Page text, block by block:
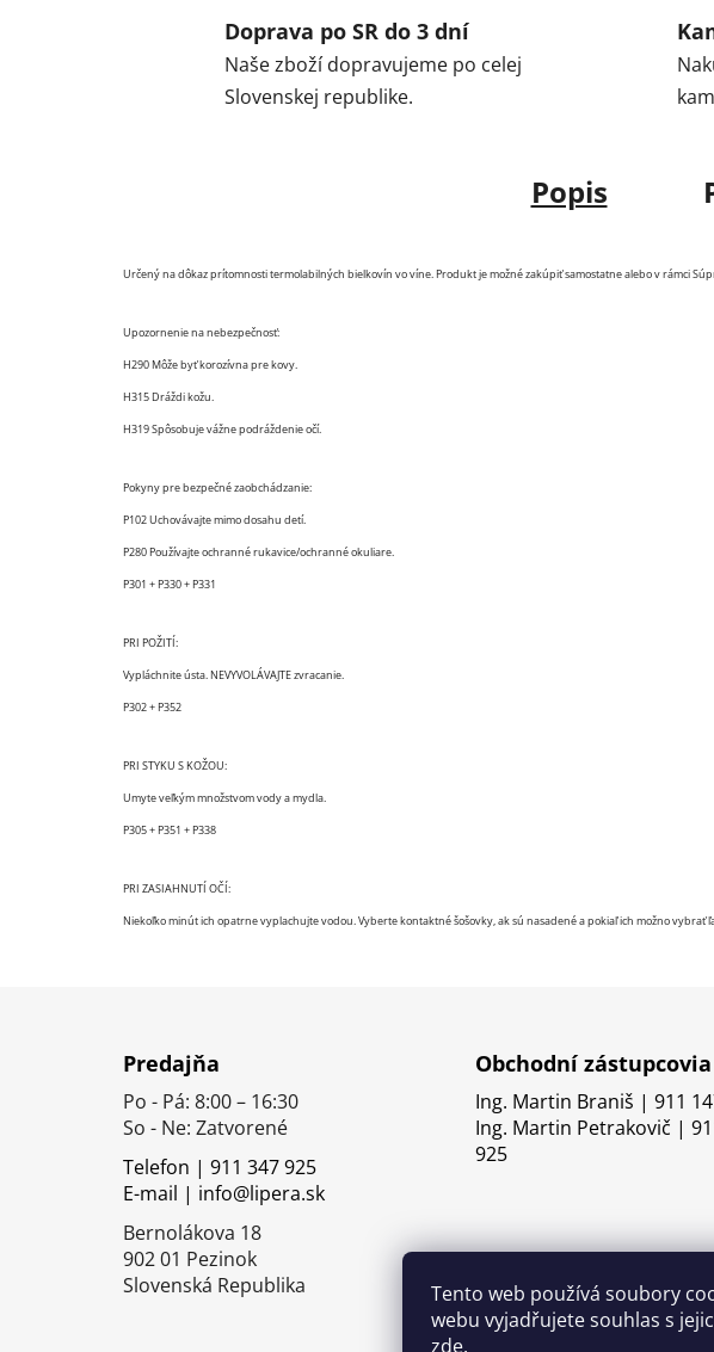
Tento web používá soubory
webu vyjadřujete souhlas s
zde.
Doprava po SR do 3 dní
Naše zboží dopravujeme po celej
Slovenskej republike.
Popis
Určený na dôkaz prítomnosti termolabilných bielkovín vo víne. Produkt je možné zakúpiť samostatne alebo v rámci
Upozornenie na nebezpečnosť:
H290 Môže byť korozívna pre kovy.
H315 Dráždi kožu.
H319 Spôsobuje vážne podráždenie očí.
Pokyny pre bezpečné zaobchádzanie:
P102 Uchovávajte mimo dosahu detí.
P280 Používajte ochranné rukavice/ochranné okuliare.
P301 + P330 + P331
PRI POŽITÍ:
Vypláchnite ústa. NEVYVOLÁVAJTE zvracanie.
P302 + P352
PRI STYKU S KOŽOU:
Umyte veľkým množstvom vody a mydla.
P305 + P351 + P338
PRI ZASIAHNUTÍ OČÍ:
Niekoľko minút ich opatrne vyplachujte vodou. Vyberte kontaktné šošovky, ak sú nasadené a pokiaľ ich možno vybrať
Predajňa
Po - Pá: 8:00 – 16:30
So - Ne: Zatvorené
Telefon | 911 347 925
E-mail | info@lipera.sk
Bernolákova 18
902 01 Pezinok
Slovenská Republika
Obchodní zástupcovia
Ing. Martin Braniš | 911
Ing. Martin Petrakovič |
925